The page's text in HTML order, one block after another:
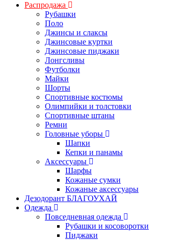
Распродажа
Рубашки
Поло
Джинсы и слаксы
Джинсовые куртки
Джинсовые пиджаки
Лонгсливы
Футболки
Майки
Шорты
Спортивные костюмы
Олимпийки и толстовки
Спортивные штаны
Ремни
Головные уборы
Шапки
Кепки и панамы
Аксессуары
Шарфы
Кожаные сумки
Кожаные аксессуары
Дезодорант БЛАГОУХАЙ
Одежда
Повседневная одежда
Рубашки и косоворотки
Пиджаки